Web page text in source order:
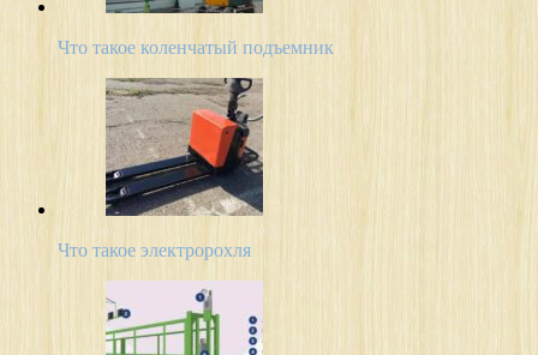
Что такое коленчатый подъемник
Что такое электророхля